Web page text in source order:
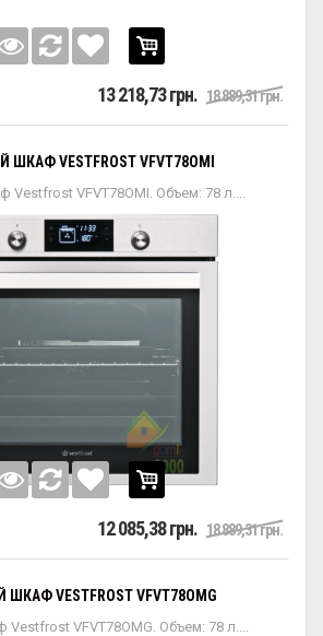
13 218,73 грн. 18 889,31 грн.
VESTFROST VFVT78OMI
Vestfrost VFVT78OMI. Объем: 78 л....
12 085,38 грн. 18 889,31 грн.
VESTFROST VFVT78OMG
VFVT78OMG. Объем: 78 л....